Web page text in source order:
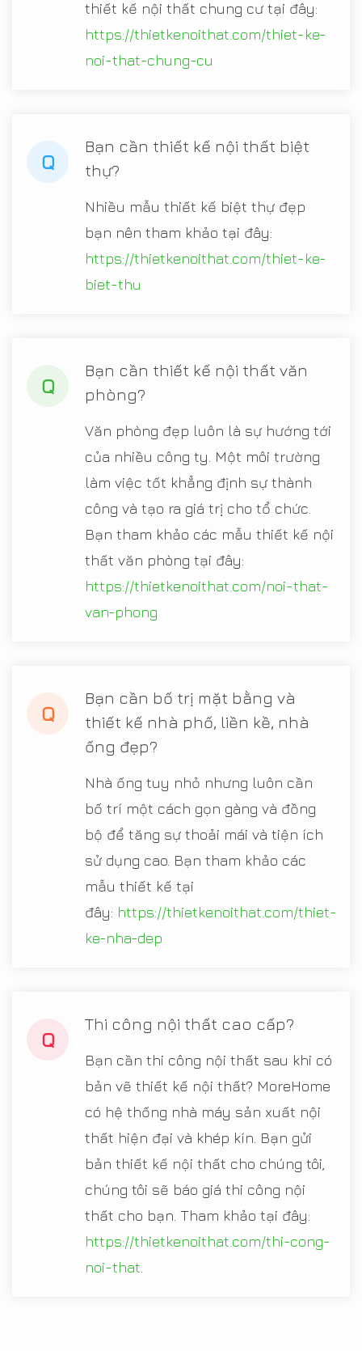
thiết kế nội thất chung cư tại đây:
https://thietkenoithat.com/thiet-ke-
noi-that-chung-cu
Q
Bạn cần thiết kế nội thất biệt
thự?
Nhiều mẫu thiết kế biệt thự đẹp
bạn nên tham khảo tại đây:
https://thietkenoithat.com/thiet-ke-
biet-thu
Q
Bạn cần thiết kế nội thất văn
phòng?
Văn phòng đẹp luôn là sự hướng tới
của nhiều công ty. Một môi trường
làm việc tốt khẳng định sự thành
công và tạo ra giá trị cho tổ chức.
Bạn tham khảo các mẫu thiết kế nội
thất văn phòng tại đây:
https://thietkenoithat.com/noi-that-
van-phong
Q
Bạn cần bố trị mặt bằng và
thiết kế nhà phố, liền kề, nhà
ống đẹp?
Nhà ống tuy nhỏ nhưng luôn cần
bố trí một cách gọn gàng và đồng
bộ để tăng sự thoải mái và tiện ích
sử dụng cao. Bạn tham khảo các
mẫu thiết kế tại
đây: https://thietkenoithat.com/thiet-
ke-nha-dep
Q
Thi công nội thất cao cấp?
Bạn cần thi công nội thất sau khi có
bản vẽ thiết kế nội thất? MoreHome
có hệ thống nhà máy sản xuất nội
thất hiện đại và khép kín. Bạn gửi
bản thiết kế nội thất cho chúng tôi,
chúng tôi sẽ báo giá thi công nội
thất cho bạn. Tham khảo tại đây:
https://thietkenoithat.com/thi-cong-
noi-that